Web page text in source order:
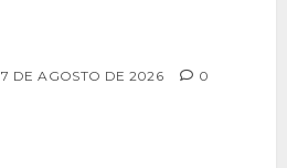
7 DE AGOSTO DE 2026 0